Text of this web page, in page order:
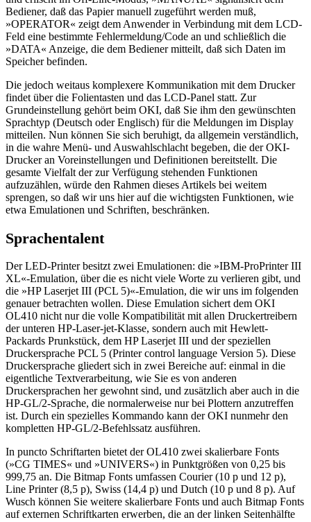
Bediener, daß das Papier manuell zugeführt werden muß,
»OPERATOR« zeigt dem Anwender in Verbindung mit dem LCD-
Feld eine bestimmte Fehlermeldung/Code an und schließlich die
»DATA« Anzeige, die dem Bediener mitteilt, daß sich Daten im
Speicher befinden.
Die jedoch weitaus komplexere Kommunikation mit dem Drucker
findet über die Folientasten und das LCD-Panel statt. Zur
Grundeinstellung gehört beim OKI, daß Sie ihm den gewünschten
Sprachtyp (Deutsch oder Englisch) für die Meldungen im Display
mitteilen. Nun können Sie sich beruhigt, da allgemein verständlich,
in die wahre Menü- und Auswahlschlacht begeben, die der OKI-
Drucker an Voreinstellungen und Definitionen bereitstellt. Die
gesamte Vielfalt der zur Verfügung stehenden Funktionen
aufzuzählen, würde den Rahmen dieses Artikels bei weitem
sprengen, so daß wir uns hier auf die wichtigsten Funktionen, wie
etwa Emulationen und Schriften, beschränken.
Sprachentalent
Der LED-Printer besitzt zwei Emulationen: die »IBM-ProPrinter III
XL«-Emulation, über die es nicht viele Worte zu verlieren gibt, und
die »HP Laserjet III (PCL 5)«-Emulation, die wir uns im folgenden
genauer betrachten wollen. Diese Emulation sichert dem OKI
OL410 nicht nur die volle Kompatibilität mit allen Druckertreibern
der unteren HP-Laser-jet-Klasse, sondern auch mit Hewlett-
Packards Prunkstück, dem HP Laserjet III und der speziellen
Druckersprache PCL 5 (Printer control language Version 5). Diese
Druckersprache gliedert sich in zwei Bereiche auf: einmal in die
eigentliche Textverarbeitung, wie Sie es von anderen
Druckersprachen her gewohnt sind, und zusätzlich aber auch in die
HP-GL/2-Sprache, die normalerweise nur bei Plottern anzutreffen
ist. Durch ein spezielles Kommando kann der OKI nunmehr den
kompletten HP-GL/2-Befehlssatz ausführen.
In puncto Schriftarten bietet der OL410 zwei skalierbare Fonts
(»CG TIMES« und »UNIVERS«) in Punktgrößen von 0,25 bis
999,75 an. Die Bitmap Fonts umfassen Courier (10 p und 12 p),
Line Printer (8,5 p), Swiss (14,4 p) und Dutch (10 p und 8 p). Auf
Wusch können Sie weitere skalierbare Fonts und auch Bitmap Fonts
auf externen Schriftkarten erwerben, die an der linken Seitenhälfte